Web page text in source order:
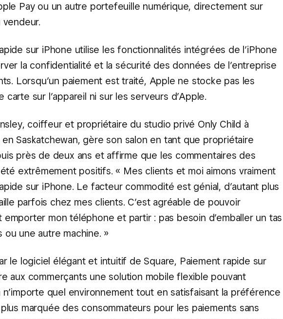
Pay ou un autre portefeuille numérique, directement sur
vendeur.
sur iPhone utilise les fonctionnalités intégrées de l’iPhone
la confidentialité et la sécurité des données de l’entreprise
Lorsqu’un paiement est traité, Apple ne stocke pas les
carte sur l’appareil ni sur les serveurs d’Apple.
coiffeur et propriétaire du studio privé Only Child à
en Saskatchewan, gère son salon en tant que propriétaire
près de deux ans et affirme que les commentaires des
extrêmement positifs. « Mes clients et moi aimons vraiment
sur iPhone. Le facteur commodité est génial, d’autant plus
parfois chez mes clients. C’est agréable de pouvoir
emporter mon téléphone et partir : pas besoin d’emballer un tas
ou une autre machine. »
le logiciel élégant et intuitif de Square, Paiement rapide sur
aux commerçants une solution mobile flexible pouvant
n’importe quel environnement tout en satisfaisant la préférence
marquée des consommateurs pour les paiements sans